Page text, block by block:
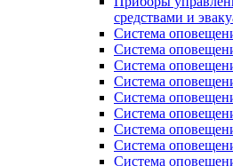
средствами и
Система
Система
Система
Система
Система
Система
Система
Система
Система